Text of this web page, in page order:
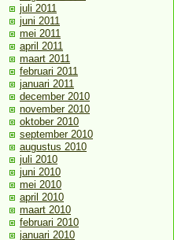
juli 2011
juni 2011
mei 2011
april 2011
maart 2011
februari 2011
januari 2011
december 2010
november 2010
oktober 2010
september 2010
augustus 2010
juli 2010
juni 2010
mei 2010
april 2010
maart 2010
februari 2010
januari 2010